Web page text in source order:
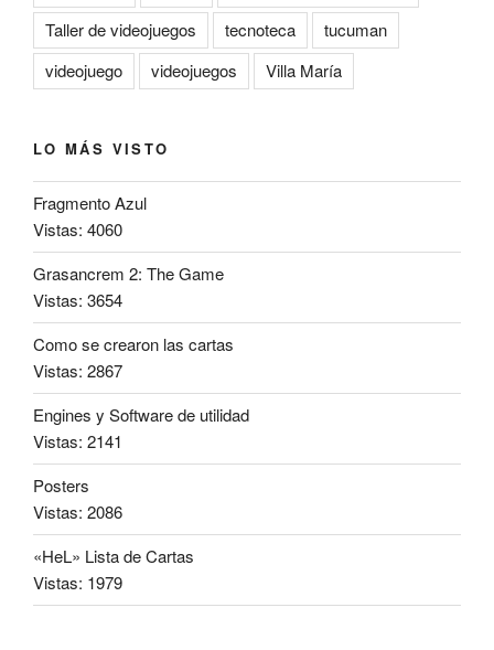
Taller de videojuegos
tecnoteca
tucuman
videojuego
videojuegos Villa María
LO MÁS VISTO
Fragmento Azul
Vistas: 4060
Grasancrem 2: The Game
Vistas: 3654
Como se crearon las cartas
Vistas: 2867
Engines y Software de utilidad
Vistas: 2141
Posters
Vistas: 2086
«HeL» Lista de Cartas
Vistas: 1979